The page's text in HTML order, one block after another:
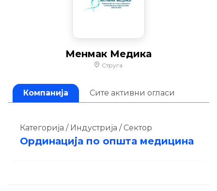
Менмак Медика
Струга
Компанија Сите активни огласи
Категорија / Индустрија / Сектор
Ординација по општа медицина